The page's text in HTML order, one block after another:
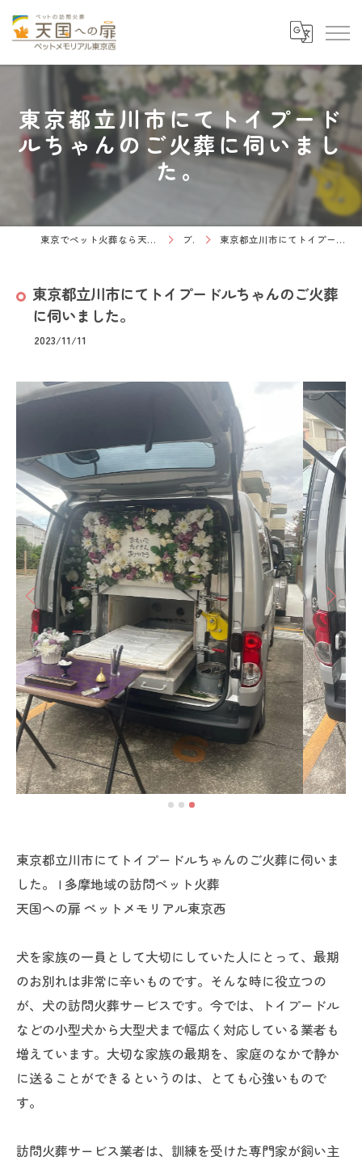
東京都立川市にてトイプード
ルちゃんのご火葬に伺いまし
た。
東京でペット火葬なら天国への扉 ペットメモリアル東京西 ブログ 東京都立川市にてトイプードルちゃんのご火葬に伺いました。
東京都立川市にてトイプードルちゃんのご火葬
に伺いました。
2023/11/11
東京都立川市にてトイプードルちゃんのご火葬に伺いま
した。 | 多摩地域の訪問ペット火葬
天国への扉 ペットメモリアル東京西
犬を家族の一員として大切にしていた人にとって、最期
のお別れは非常に辛いものです。そんな時に役立つの
が、犬の訪問火葬サービスです。今では、トイプードル
などの小型犬から大型犬まで幅広く対応している業者も
増えています。大切な家族の最期を、家庭のなかで静か
に送ることができるというのは、とても心強いもので
す。
訪問火葬サービス業者は、訓練を受けた専門家が飼い主